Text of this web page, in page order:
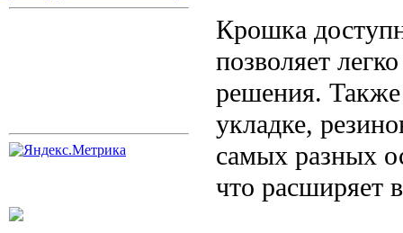
Крошка
позволяет
решения. Также
укладке,
самых разных
что расширяет